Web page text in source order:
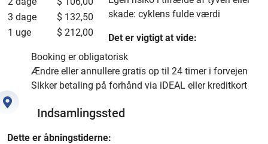
3 dage
$ 132,50
1 uge
$ 212,00
skade: cyklens fulde værdi
Det er vigtigt at vide:
Booking er obligatorisk
Ændre eller annullere gratis op til 24 timer i forvejen
Sikker betaling på forhånd via iDEAL eller kreditkort
Indsamlingssted
Dette er åbningstiderne: